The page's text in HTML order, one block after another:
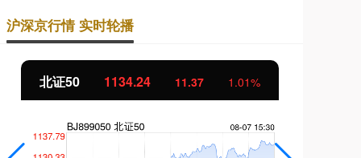
沪深京行情 实时轮播
北证50 1134.24 11.37 1.01%